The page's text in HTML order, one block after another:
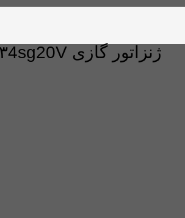
ژنزاتور گازی wartsila-۳4sg20V